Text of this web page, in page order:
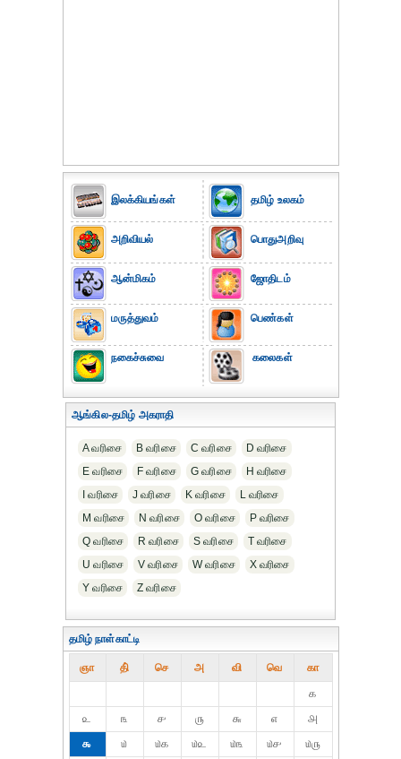
இலக்கியங்கள்
அறிவியல்
ஆன்மிகம்
மருத்துவம்
நகைச்சுவை
தமிழ் உலகம்
பொதுஅறிவு
ஜோதிடம்
பெண்கள்
கலைகள்
ஆங்கில-தமிழ் அகராதி
A வரிசை B வரிசை C வரிசை
D வரிசை
E வரிசை
F வரிசை G வரிசை
H வரிசை
I வரிசை
J வரிசை K வரிசை
L வரிசை
M வரிசை
N வரிசை O வரிசை
P வரிசை
Q வரிசை
R வரிசை S வரிசை
T வரிசை
U வரிசை
V வரிசை W வரிசை
X வரிசை
Y வரிசை
Z வரிசை
தமிழ் நாள்காட்டி
ஞா தி் செ அ வி வெ கா
௧
௨
௩ ௪ ௫ ௬ ௭
௮
௯
௰ ௰௧ ௰௨ ௰௩ ௰௪ ௰௫